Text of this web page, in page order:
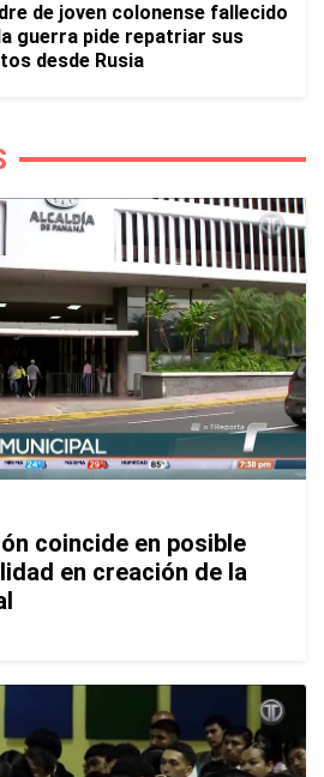
de joven colonense fallecido
guerra pide repatriar sus
desde Rusia
coincide en posible
en creación de la